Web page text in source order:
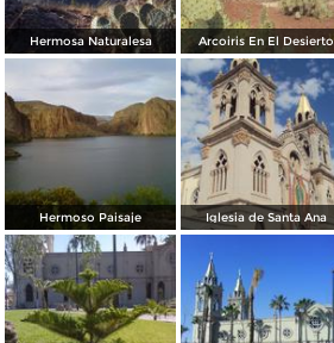
Hermosa Naturalesa Arcoiris En El Desierto
Hermoso Paisaje Iglesia de Santa Ana